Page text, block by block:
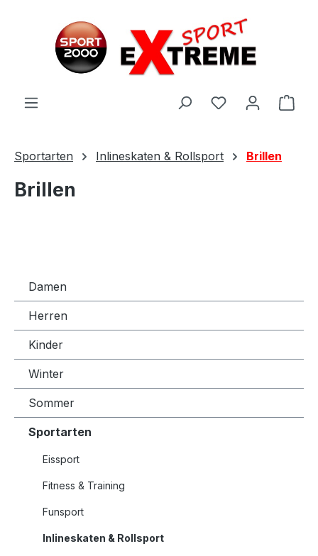
Sportarten Inlineskaten & Rollsport Brillen
Brillen
Damen
Herren
Kinder
Winter
Sommer
Sportarten
Eissport
Fitness & Training
Funsport
Inlineskaten & Rollsport